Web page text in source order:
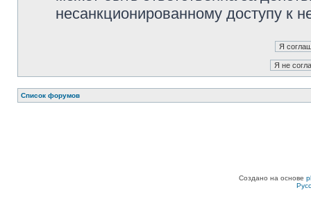
несанкционированному доступу к
Список форумов
Создано на основе